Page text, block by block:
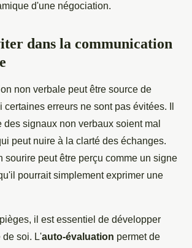
d'une négociation.
dans la communication
non verbale peut être source de
certaines erreurs ne sont pas évitées. Il
des signaux non verbaux soient mal
peut nuire à la clarté des échanges.
sourire peut être perçu comme un signe
pourrait simplement exprimer une
il est essentiel de développer
de soi. L'auto-évaluation permet de